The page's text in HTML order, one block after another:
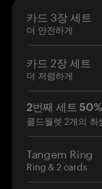
카드 3장 세트
더 안전하게
카드 2장 세트
더 저렴하게
2번째 세트
콜드월렛 2개의 최
Tangem Ring
Ring & 2 cards